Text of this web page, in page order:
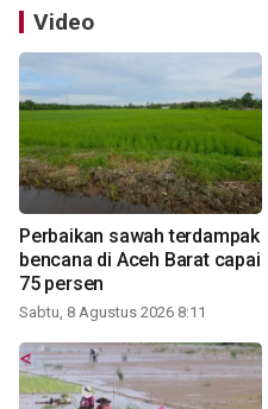
Video
Perbaikan sawah terdampak
bencana di Aceh Barat capai
75 persen
Sabtu, 8 Agustus 2026 8:11